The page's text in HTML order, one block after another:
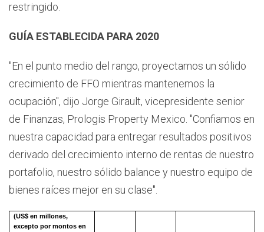
restringido.
GUÍA ESTABLECIDA PARA 2020
"En el punto medio del rango, proyectamos un sólido
crecimiento de FFO mientras mantenemos la
ocupación", dijo Jorge Girault, vicepresidente senior
de Finanzas, Prologis Property Mexico. "Confiamos en
nuestra capacidad para entregar resultados positivos
derivado del crecimiento interno de rentas de nuestro
portafolio, nuestro sólido balance y nuestro equipo de
bienes raíces mejor en su clase".
(US$ en millones,
excepto por montos en